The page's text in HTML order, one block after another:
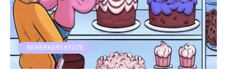
BEWERKERS KEUZE